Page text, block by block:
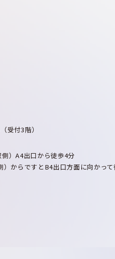
受付3階）
側）A4出口から徒歩4分
からですとB4出口方面に向かって